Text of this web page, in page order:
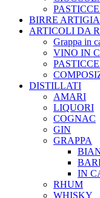
BIRRE
ARTICOLI DA
Grappa in
VINO IN
DISTILLATI
AMARI
LIQUORI
COGNAC
GIN
GRAPPA
IN
RHUM
WHISKY